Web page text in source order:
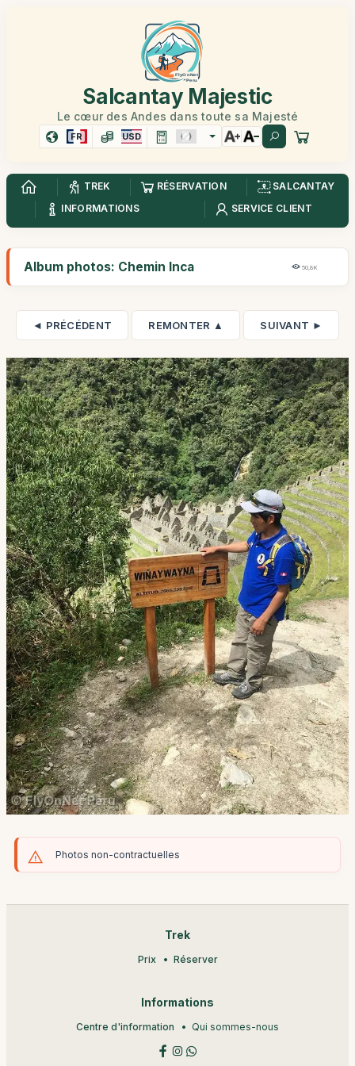
Salcantay Majestic
Le cœur des Andes dans toute sa Majesté
FR USD
TREK RÉSERVATION
SALCANTAY
INFORMATIONS
SERVICE CLIENT
Album photos: Chemin Inca 50,8K
◄ PRÉCÉDENT REMONTER ▲ SUIVANT ►
Photos non-contractuelles
Trek
Prix Réserver
Informations
Centre d'information Qui sommes-nous